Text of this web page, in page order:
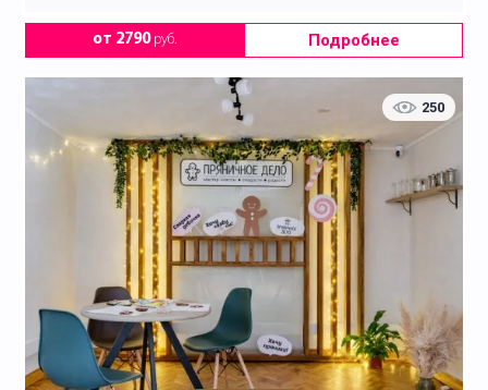
от 2790руб. Подробнее
250